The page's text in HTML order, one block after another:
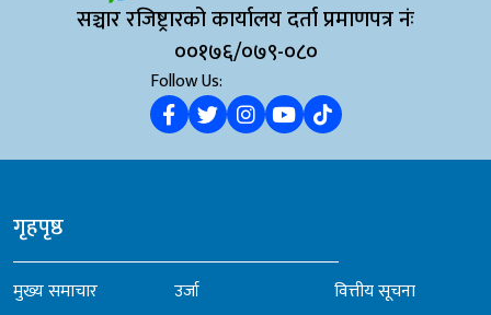
सञ्चार रजिष्ट्रारको कार्यालय दर्ता प्रमाणपत्र नंः
००१७६/०७९-०८०
Follow Us:
गृहपृष्ठ
मुख्य समाचार
उर्जा
वित्तीय सूचना